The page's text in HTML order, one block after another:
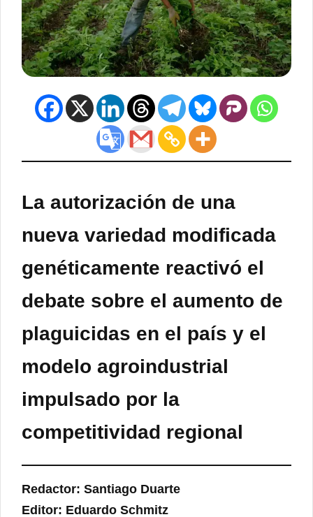
La autorización de una
nueva variedad modificada
genéticamente reactivó el
debate sobre el aumento de
plaguicidas en el país y el
modelo agroindustrial
impulsado por la
competitividad regional
Redactor: Santiago Duarte
Editor: Eduardo Schmitz